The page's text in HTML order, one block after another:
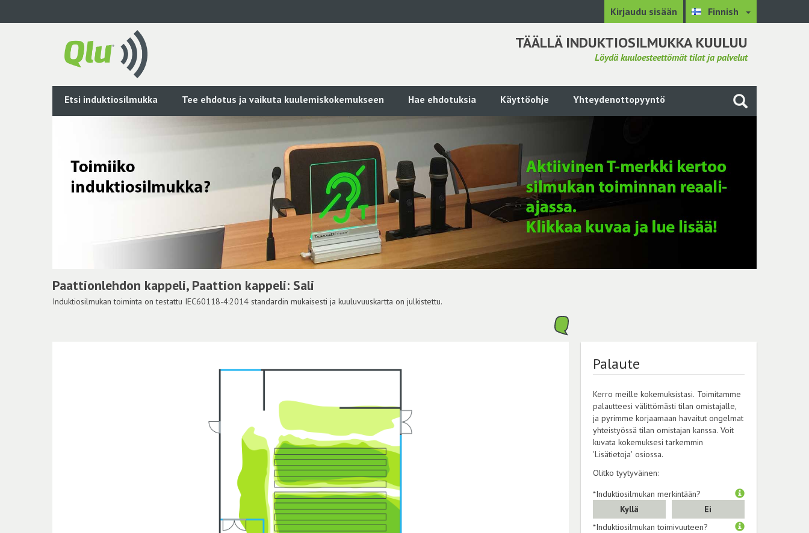
Kirjaudu sisään Finnish
TÄÄLLÄ INDUKTIOSILMUKKA KUULUU
Löydä kuuloesteettömät tilat ja palvelut
Etsi induktiosilmukka Tee ehdotus ja vaikuta kuulemiskokemukseen Hae ehdotuksia Käyttöohje Yhteydenottopyyntö
Paattionlehdon kappeli, Paattion kappeli: Sali
Induktiosilmukan toiminta on testattu IEC60118-4:2014 standardin mukaisesti ja kuuluvuuskartta on julkistettu.
Palaute
Kerro meille kokemuksistasi. Toimitamme
palautteesi välittömästi tilan omistajalle,
ja pyrimme korjaamaan havaitut ongelmat
yhteistyössä tilan omistajan kanssa. Voit
kuvata kokemuksesi tarkemmin
'Lisätietoja' osiossa.
Olitko tyytyväinen:
*Induktiosilmukan merkintään?
Kyllä
Ei
*Induktiosilmukan toimivuuteen?